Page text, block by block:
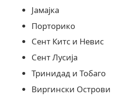
Јамајка
Порторико
Сент Китс и Невис
Сент Лусија
Тринидад и Тобаго
Виргински Острови